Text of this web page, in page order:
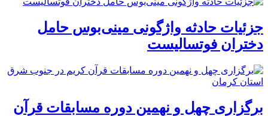
جزئیات حادثه واژگونی مینی‌بوس حامل
دختران فوتسالیست
برگزاری چهل و نهمین دوره مسابقات قرآن